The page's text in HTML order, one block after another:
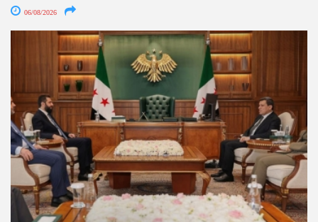
06/08/2026